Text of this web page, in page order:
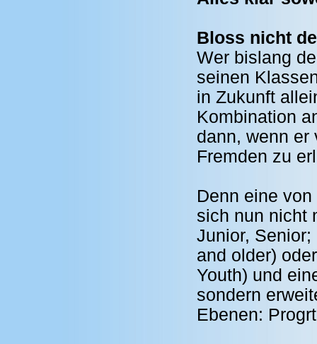
Bloss nicht
Wer bislang
seinen
in Zukunft
Kombination
dann, wenn er
Fremden zu
Denn eine
sich nun nicht
Junior,
and older)
Youth) und
sondern
Ebenen: